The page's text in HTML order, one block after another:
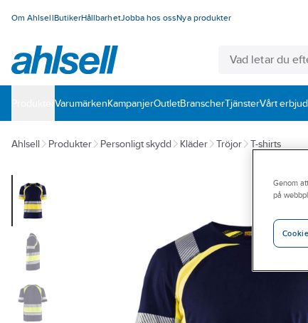
Om AhlsellButikerHållbarhetJobba hos ossNya produkter
VarumärkenKampanjerOutletBranscherTjänsterVårt
Ahlsell Produkter Personligt skydd Kläder Tröjor T-shirts
Genom
på